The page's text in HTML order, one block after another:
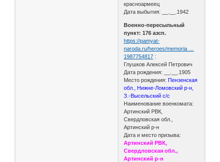
красноармеец
Дата выбытия: __.__.1942
Военно-пересыльный
пункт: 176 азсп.
https://pamyat-
naroda.ru/heroes/memoria …
1987754817 :
Глушков Алексей Петрович
Дата рождения: __.__.1905
Место рождения:Пензенская
обл., Нижне-Ломовский р-н,
З.-Высельский с/с
Наименование военкомата:
Артинский РВК,
Свердловская обл.,
Артинский р-н
Дата и место призыва:
Артинский РВК,
Свердловская обл.,
Артинский р-н